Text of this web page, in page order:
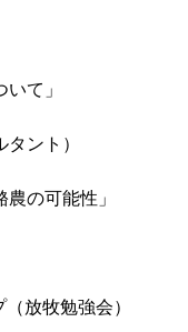
て」
ント）
可能性」
放牧勉強会）